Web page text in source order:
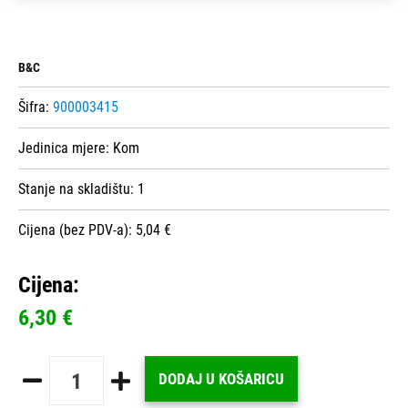
B&C
Šifra: 900003415
Jedinica mjere: Kom
Stanje na skladištu: 1
Cijena (bez PDV-a): 5,04 €
Cijena:
6,30 €
DODAJ U KOŠARICU